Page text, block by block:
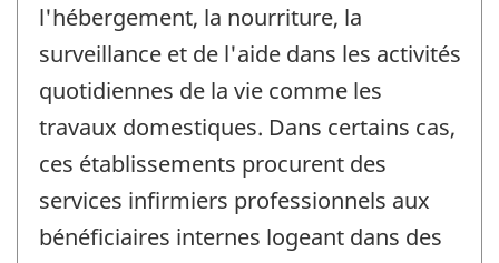
l'hébergement, la nourriture, la
surveillance et de l'aide dans les activités
quotidiennes de la vie comme les
travaux domestiques. Dans certains cas,
ces établissements procurent des
services infirmiers professionnels aux
bénéficiaires internes logeant dans des